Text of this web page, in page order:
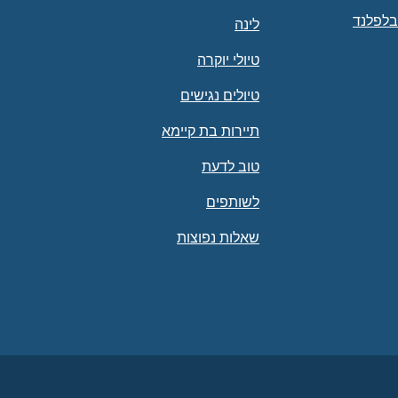
לינה
טיולי יוקרה
טיולים נגישים
תיירות בת קיימא
טוב לדעת
לשותפים
שאלות נפוצות